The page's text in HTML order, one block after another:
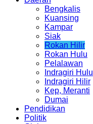
Bengkalis
Kuansing
Kampar
Siak
Rokan Hilir
Rokan Hulu
Pelalawan
Indragiri Hulu
Indragiri Hilir
Kep, Meranti
Dumai
Pendidikan
Politik